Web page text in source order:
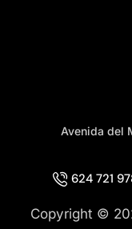
Avenida del
Copyright ©
624 721